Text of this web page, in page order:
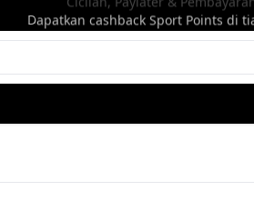
Dapatkan cashback Sport Points di